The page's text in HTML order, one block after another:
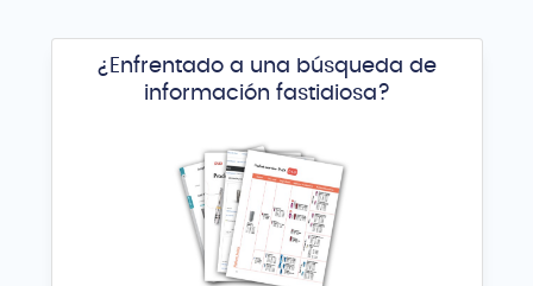
¿Enfrentado a una búsqueda de
información fastidiosa?